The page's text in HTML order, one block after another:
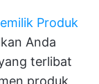
Produk
Anda
terlibat
produk